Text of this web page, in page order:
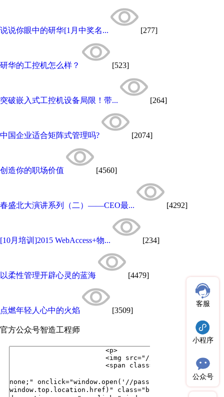
说说你眼中的研华[1月中奖名... [277]
研华的工控机怎么样？ [523]
突破嵌入式工控机设备局限！带... [264]
中国企业适合矩阵式管理吗? [2074]
创造你的职场价值 [4560]
春盛北大演讲系列（二）——CEO最... [4292]
[10月培训]2015 WebAccess+物... [234]
以柔性管理开辟心灵的蓝海 [4479]
点燃年轻人心中的火焰 [3509]
官方公众号智造工程师
客服
小程序
公众号